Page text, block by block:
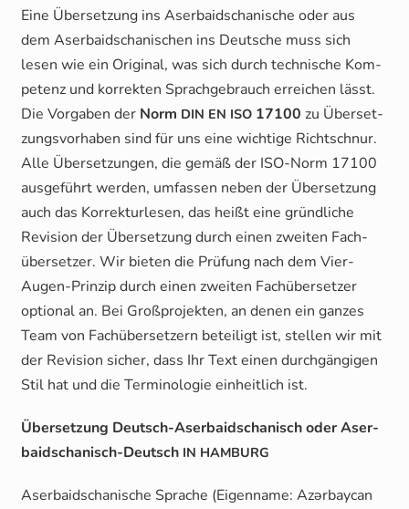
Eine Über­set­zung ins Aser­bai­dscha­ni­sche oder aus
dem Aser­bai­dscha­ni­schen ins Deut­sche muss sich
lesen wie ein Ori­gi­nal, was sich durch tech­ni­sche Kom­
pe­tenz und kor­rek­ten Sprach­ge­brauch errei­chen lässt.
Die Vor­ga­ben der Norm DIN EN ISO 17100 zu Über­set­
zungs­vor­ha­ben sind für uns eine wich­ti­ge Richt­schnur.
Alle Über­set­zun­gen, die gemäß der ISO-Norm 17100
aus­ge­führt wer­den, umfas­sen neben der Über­set­zung
auch das Kor­rek­tur­le­sen, das heißt eine gründ­li­che
Revi­si­on der Über­set­zung durch einen zwei­ten Fach­
über­set­zer. Wir bie­ten die Prü­fung nach dem Vier-
Augen-Prin­zip durch einen zwei­ten Fach­über­set­zer
optio­nal an. Bei Groß­pro­jek­ten, an denen ein gan­zes
Team von Fach­über­set­zern betei­ligt ist, stel­len wir mit
der Revi­si­on sicher, dass Ihr Text einen durch­gän­gi­gen
Stil hat und die Ter­mi­no­lo­gie ein­heit­lich ist.
Über­set­zung Deutsch-Aser­bai­dscha­nisch oder Aser­
bai­dscha­nisch-Deutsch IN HAMBURG
Aser­bai­dscha­ni­sche Spra­che (Eigen­na­me: Azər­bay­can